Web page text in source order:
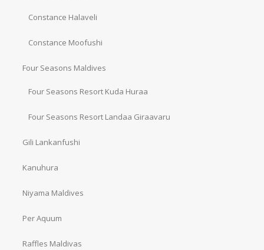
Constance Halaveli
Constance Moofushi
Four Seasons Maldives
Four Seasons Resort Kuda Huraa
Four Seasons Resort Landaa Giraavaru
Gili Lankanfushi
Kanuhura
Niyama Maldives
Per Aquum
Raffles Maldivas